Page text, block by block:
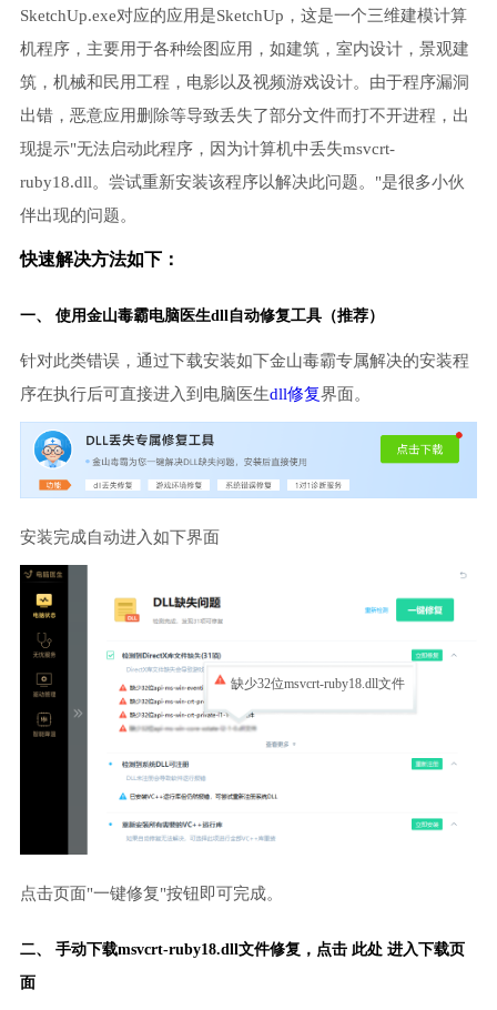
SketchUp.exe对应的应用是SketchUp，这是一个三维建模计算
机程序，主要用于各种绘图应用，如建筑，室内设计，景观建
筑，机械和民用工程，电影以及视频游戏设计。由于程序漏洞
出错，恶意应用删除等导致丢失了部分文件而打不开进程，出
现提示"无法启动此程序，因为计算机中丢失msvcrt-
ruby18.dll。尝试重新安装该程序以解决此问题。"是很多小伙
伴出现的问题。
快速解决方法如下：
一、 使用金山毒霸电脑医生dll自动修复工具（推荐）
针对此类错误，通过下载安装如下金山毒霸专属解决的安装程
序在执行后可直接进入到电脑医生dll修复界面。
安装完成自动进入如下界面
缺少32位msvcrt-ruby18.dll文件
点击页面"一键修复"按钮即可完成。
二、 手动下载msvcrt-ruby18.dll文件修复， 点击 此处 进入下载页
面